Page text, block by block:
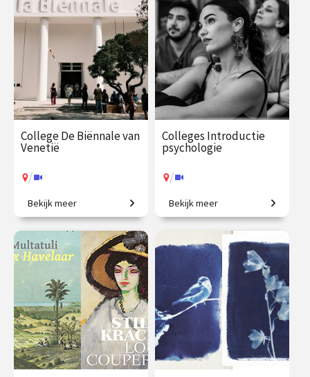
College De Biënnale van
Venetië
/
Een geweldig aanbod aan
hedendaagse kunst.
€ 35.00
vanaf 17
aug.
/ Op locatie of online
Bekijk meer
Colleges Introductie
psychologie
/
Van gedrag tot geheugen,
van stoornissen tot therapie.
vanaf 22
sep.
/ Op locatie of online
Bekijk meer